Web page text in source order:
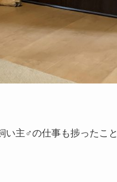
い主♂の仕事も捗ったこ